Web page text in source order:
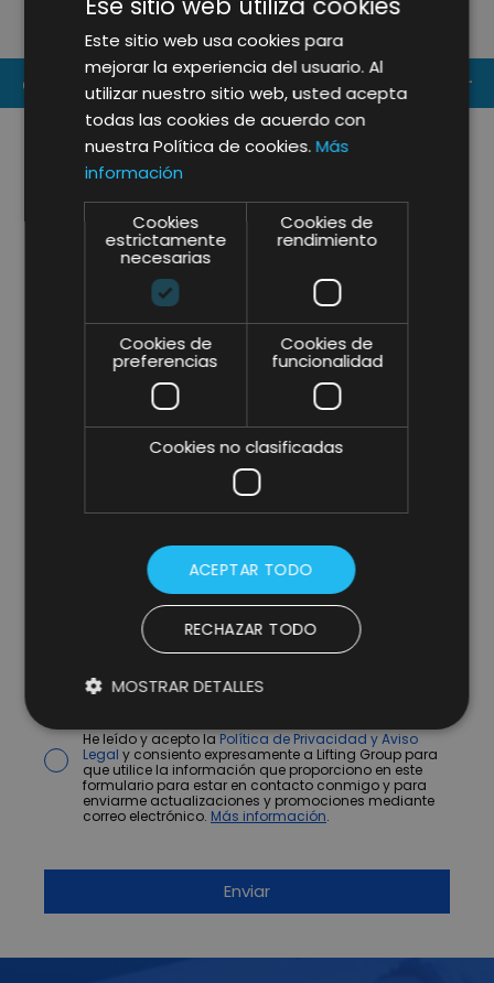
NUESTROS CLIENTES
CONTACT US
* campos obligatorios.
He leído y acepto la Política de Privacidad y Aviso
Legal y consiento expresamente a Lifting Group para
que utilice la información que proporciono en este
formulario para estar en contacto conmigo y para
enviarme actualizaciones y promociones mediante
correo electrónico. Más información.
Este sitio web usa cookies para
mejorar la experiencia del usuario. Al
utilizar nuestro sitio web, usted acepta
todas las cookies de acuerdo con
nuestra Política de cookies.Más
información
Cookies
estrictamente
necesarias
Cookies de
rendimiento
Cookies de
preferencias
Cookies de
funcionalidad
Cookies no clasificadas
ACEPTAR TODO
RECHAZAR TODO
MOSTRAR DETALLES